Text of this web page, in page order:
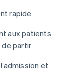
rapide
aux patients
de partir
et